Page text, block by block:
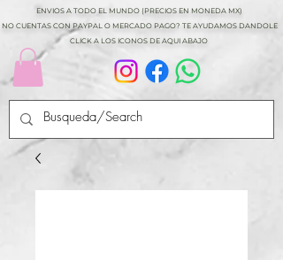
ENVIOS A TODO EL MUNDO (PRECIOS EN MONEDA MX)
NO CUENTAS CON PAYPAL O MERCADO PAGO? TE AYUDAMOS DANDOLE
CLICK A LOS ICONOS DE AQUI ABAJO